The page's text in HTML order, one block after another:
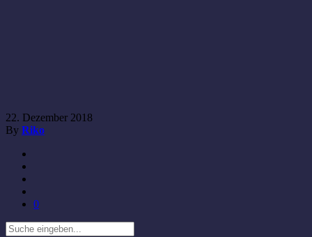
22. Dezember 2018
By Riko
0